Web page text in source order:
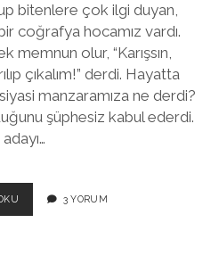
bitenlere çok ilgi duyan,
coğrafya hocamız vardı.
memnun olur, “Karışsın,
çıkalım!” derdi. Hayatta
manzaramıza ne derdi?
şüphesiz kabul ederdi.
BEN
BUNU
3 YORUM